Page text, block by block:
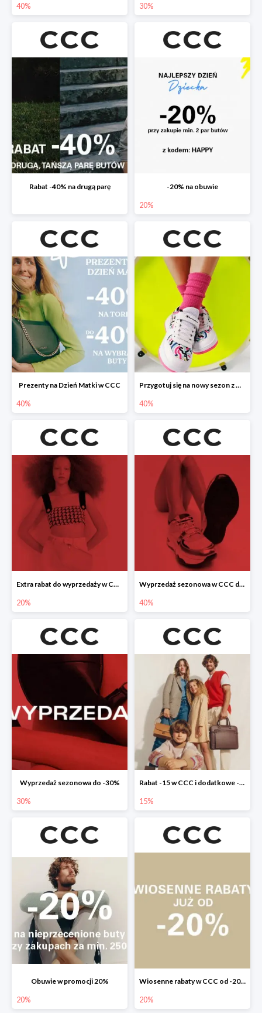
40% 30%
Rabat -40% na drugą parę -20% na obuwie
20%
Prezenty na Dzień Matki w CCC
40%
Przygotuj się na nowy sezon z CCC - druga para -40%
40%
Extra rabat do wyprzedaży w CCC -20%
20%
Wyprzedaż sezonowa w CCC do -40%
40%
Wyprzedaż sezonowa do -30%
30%
Rabat -15 w CCC i dodatkowe -20% dla klubowiczów
15%
Obuwie w promocji 20%
20%
Wiosenne rabaty w CCC od -20%
20%